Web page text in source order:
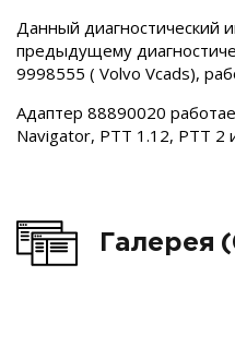
Данный диагностический
предыдущему
9998555 ( Volvo Vcads),
Адаптер 88890020
Navigator, PTT 1.12, PTT 2
Галерея